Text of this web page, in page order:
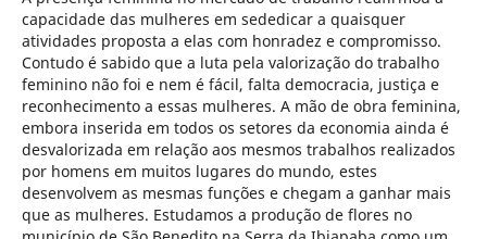
capacidade das mulheres em sededicar a quaisquer
atividades proposta a elas com honradez e compromisso.
Contudo é sabido que a luta pela valorização do trabalho
feminino não foi e nem é fácil, falta democracia, justiça e
reconhecimento a essas mulheres. A mão de obra feminina,
embora inserida em todos os setores da economia ainda é
desvalorizada em relação aos mesmos trabalhos realizados
por homens em muitos lugares do mundo, estes
desenvolvem as mesmas funções e chegam a ganhar mais
que as mulheres. Estudamos a produção de flores no